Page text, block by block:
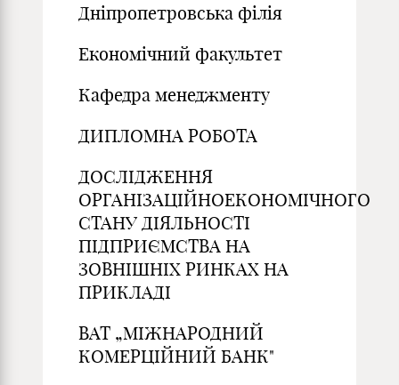
Дніпропетровська філія
Економічний факультет
Кафедра менеджменту
ДИПЛОМНА РОБОТА
ДОСЛІДЖЕННЯ
ОРГАНІЗАЦІЙНОЕКОНОМІЧНОГО
СТАНУ ДІЯЛЬНОСТІ
ПІДПРИЄМСТВА НА
ЗОВНІШНІХ РИНКАХ НА
ПРИКЛАДІ
ВАТ „МІЖНАРОДНИЙ
КОМЕРЦІЙНИЙ БАНК"